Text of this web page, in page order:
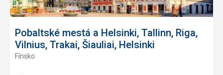
Pobaltské mestá a Helsinki, Tallinn, Riga,
Vilnius, Trakai, Šiauliai, Helsinki
Fínsko